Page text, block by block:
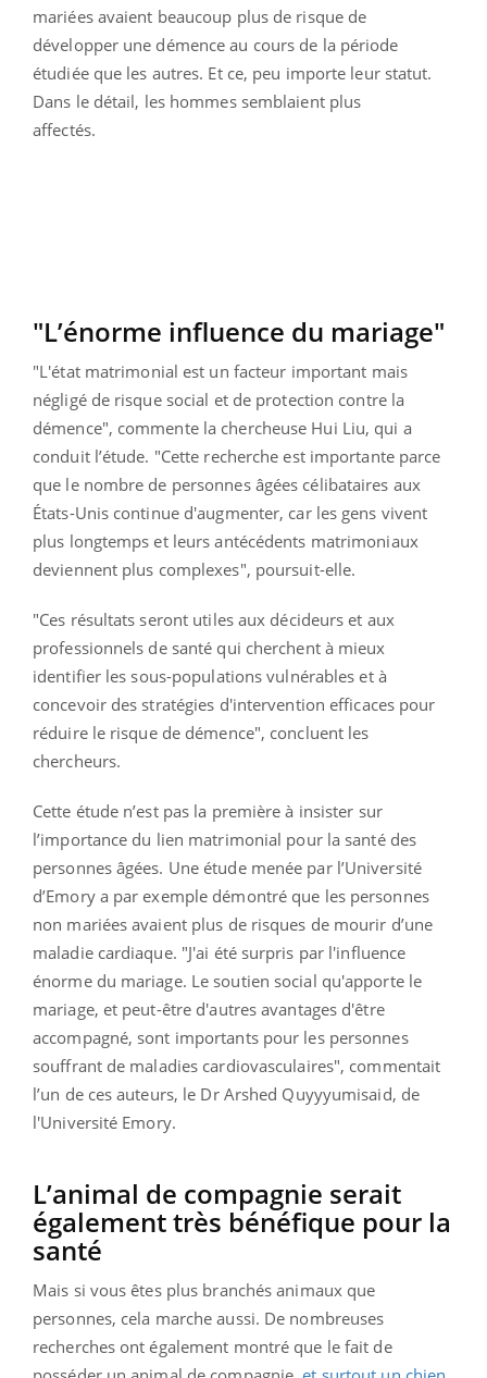
mariées avaient beaucoup plus de risque de
développer une démence au cours de la période
étudiée que les autres. Et ce, peu importe leur statut.
Dans le détail, les hommes semblaient plus
affectés.
"L’énorme influence du mariage"
"L'état matrimonial est un facteur important mais
négligé de risque social et de protection contre la
démence", commente la chercheuse Hui Liu, qui a
conduit l’étude. "Cette recherche est importante parce
que le nombre de personnes âgées célibataires aux
États-Unis continue d'augmenter, car les gens vivent
plus longtemps et leurs antécédents matrimoniaux
deviennent plus complexes", poursuit-elle.
"Ces résultats seront utiles aux décideurs et aux
professionnels de santé qui cherchent à mieux
identifier les sous-populations vulnérables et à
concevoir des stratégies d'intervention efficaces pour
réduire le risque de démence", concluent les
chercheurs.
Cette étude n’est pas la première à insister sur
l’importance du lien matrimonial pour la santé des
personnes âgées. Une étude menée par l’Université
d’Emory a par exemple démontré que les personnes
non mariées avaient plus de risques de mourir d’une
maladie cardiaque. "J'ai été surpris par l'influence
énorme du mariage. Le soutien social qu'apporte le
mariage, et peut-être d'autres avantages d'être
accompagné, sont importants pour les personnes
souffrant de maladies cardiovasculaires", commentait
l’un de ces auteurs, le Dr Arshed Quyyyumisaid, de
l'Université Emory.
L’animal de compagnie serait
également très bénéfique pour la
santé
Mais si vous êtes plus branchés animaux que
personnes, cela marche aussi. De nombreuses
recherches ont également montré que le fait de